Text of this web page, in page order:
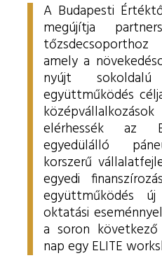
A Budapesti
megújítja
amely a
nyújt
együttműködés
elérhessék az
egyedülálló
korszerű
egyedi
együttműködés
oktatási
a soron
nap egy ELITE